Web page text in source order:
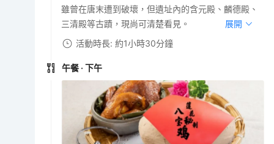
雖曾在唐末遭到破壞，但遺址內的含元殿、麟德殿、
三清殿等古蹟，現尚可清楚看見。
展開
活動時長: 約1小時30分鐘
午餐 · 下午